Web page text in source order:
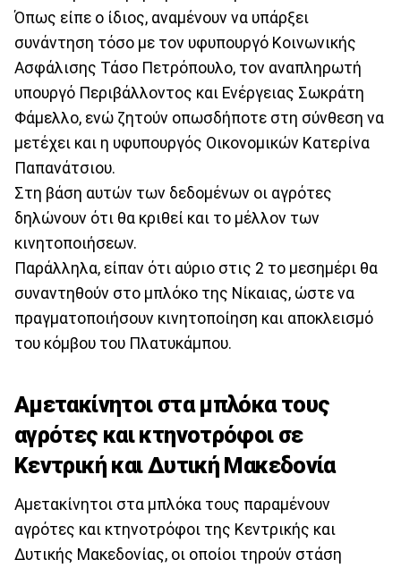
Όπως είπε ο ίδιος, αναμένουν να υπάρξει
συνάντηση τόσο με τον υφυπουργό Κοινωνικής
Ασφάλισης Τάσο Πετρόπουλο, τον αναπληρωτή
υπουργό Περιβάλλοντος και Ενέργειας Σωκράτη
Φάμελλο, ενώ ζητούν οπωσδήποτε στη σύνθεση να
μετέχει και η υφυπουργός Οικονομικών Κατερίνα
Παπανάτσιου.
Στη βάση αυτών των δεδομένων οι αγρότες
δηλώνουν ότι θα κριθεί και το μέλλον των
κινητοποιήσεων.
Παράλληλα, είπαν ότι αύριο στις 2 το μεσημέρι θα
συναντηθούν στο μπλόκο της Νίκαιας, ώστε να
πραγματοποιήσουν κινητοποίηση και αποκλεισμό
του κόμβου του Πλατυκάμπου.
Αμετακίνητοι στα μπλόκα τους
αγρότες και κτηνοτρόφοι σε
Κεντρική και Δυτική Μακεδονία
Αμετακίνητοι στα μπλόκα τους παραμένουν
αγρότες και κτηνοτρόφοι της Κεντρικής και
Δυτικής Μακεδονίας, οι οποίοι τηρούν στάση